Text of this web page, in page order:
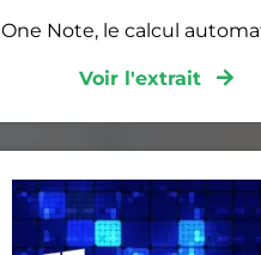
One Note, le calcul
Voir l'extrait